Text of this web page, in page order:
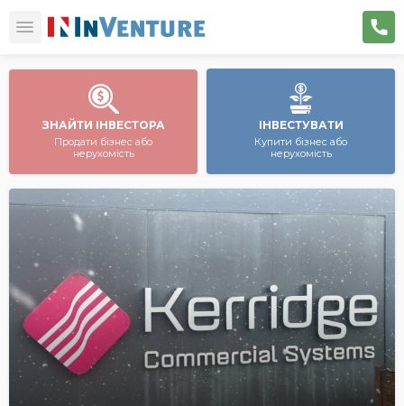
ЗНАЙТИ ІНВЕСТОРА
Продати бізнес або
нерухомість
ІНВЕСТУВАТИ
Купити бізнес або
нерухомість